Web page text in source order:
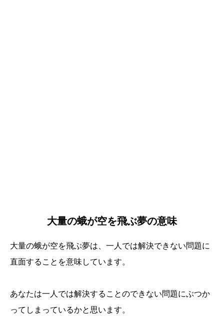
大量の蛾が空を飛ぶ夢の意味
大量の蛾が空を飛ぶ夢は、一人では解決できない問題に
直面することを意味しています。
あなたは一人では解決することのできない問題にぶつか
ってしまっているかと思います。